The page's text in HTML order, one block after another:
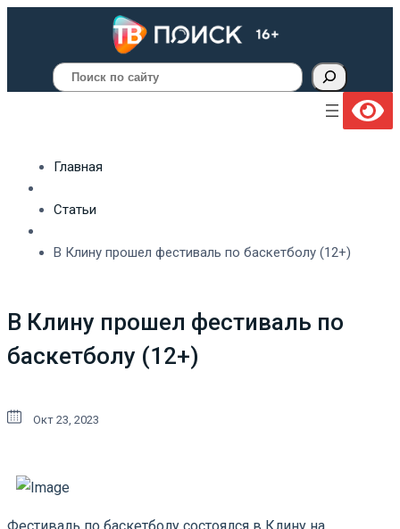
Поиск
Главная
Статьи
В Клину прошел фестиваль по баскетболу (12+)
В Клину прошел фестиваль по
баскетболу (12+)
Окт 23, 2023
Фестиваль по баскетболу состоялся в Клину на